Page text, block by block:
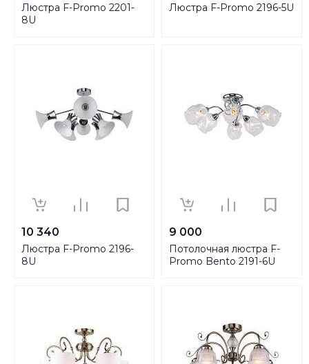
Люстра F-Promo 2201-
8U
Люстра F-Promo 2196-5U
10 340
Люстра F-Promo 2196-
8U
9 000
Потолочная люстра F-
Promo Bento 2191-6U